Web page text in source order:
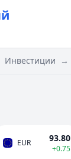
Инвестиции →
EUR 93.80
+0.75